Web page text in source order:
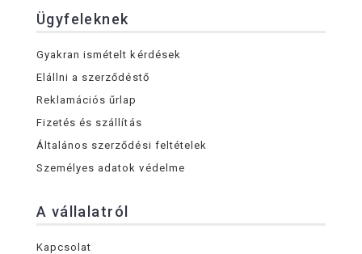
Ügyfeleknek
Gyakran ismételt kérdések
Elállni a szerződéstő
Reklamációs űrlap
Fizetés és szállítás
Általános szerződési feltételek
Személyes adatok védelme
A vállalatról
Kapcsolat